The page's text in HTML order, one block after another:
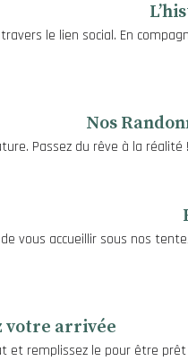
le lien social. En
Nos
Passez du rêve à la
vous accueillir sous nos
votre arrivée
et remplissez le pour être